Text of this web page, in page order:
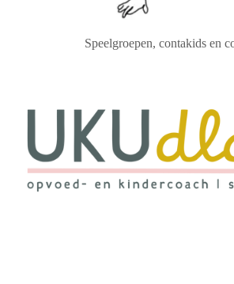
Speelgroepen, contakids en